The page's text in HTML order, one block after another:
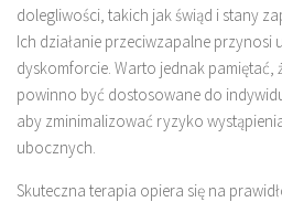
dolegliwości, takich jak świąd i stany
Ich działanie przeciwzapalne przynosi
dyskomforcie. Warto jednak pamiętać,
powinno być dostosowane do
aby zminimalizować ryzyko
ubocznych.
Skuteczna terapia opiera się na